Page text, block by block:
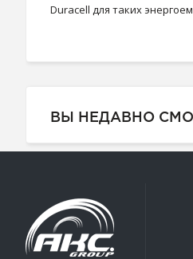
Duracell для таких
ВЫ НЕДАВНО